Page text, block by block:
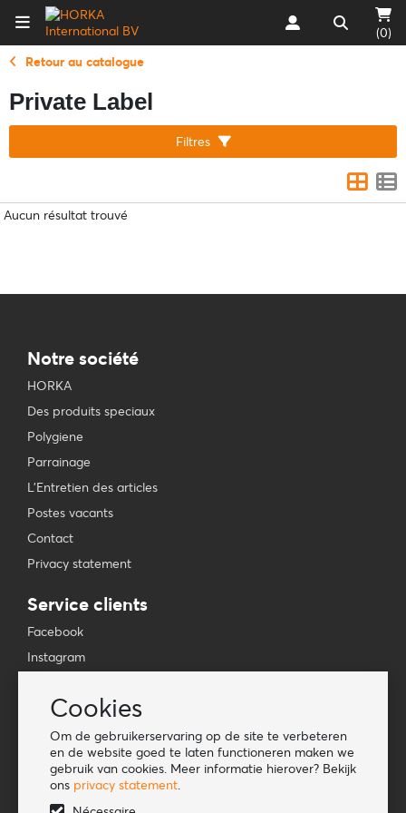
Cookies
Om de gebruikerservaring op de site te verbeteren
en de website goed te laten functioneren maken we
gebruik van cookies. Meer informatie hierover? Bekijk
ons privacy statement.
(0)
Retour au catalogue
Private Label
Filtres
Aucun résultat trouvé
Notre société
HORKA
Des produits speciaux
Polygiene
Parrainage
L'Entretien des articles
Postes vacants
Contact
Privacy statement
Service clients
Facebook
Instagram
TikTok
Information
Lookbook
Become a retailer